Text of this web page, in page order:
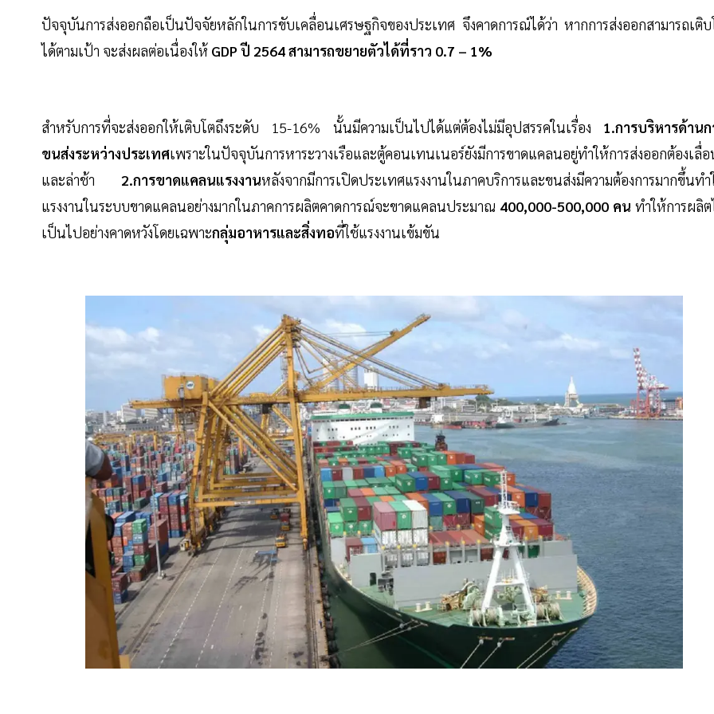
ปัจจุบันการส่งออกถือเป็นปัจจัยหลักในการขับเคลื่อนเศรษฐกิจของประเทศ จึงคาดการณ์ได้ว่า หากการส่งออกสามารถเติบ
ได้ตามเป้า จะส่งผลต่อเนื่องให้ GDP ปี 2564 สามารถขยายตัวได้ที่ราว 0.7 – 1%
สำหรับการที่จะส่งออกให้เติบโตถึงระดับ 15-16% นั้นมีความเป็นไปได้แต่ต้องไม่มีอุปสรรคในเรื่อง 1.การบริหารด้านก
ขนส่งระหว่างประเทศเพราะในปัจจุบันการหาระวางเรือและตู้คอนเทนเนอร์ยังมีการขาดแคลนอยู่ทำให้การส่งออกต้องเลื่
และล่าช้า 2.การขาดแคลนแรงงานหลังจากมีการเปิดประเทศแรงงานในภาคบริการและขนส่งมีความต้องการมากขึ้นท
แรงงานในระบบขาดแคลนอย่างมากในภาคการผลิตคาดการณ์จะขาดแคลนประมาณ 400,000-500,000 คน ทำให้การผลิ
เป็นไปอย่างคาดหวังโดยเฉพาะกลุ่มอาหารและสิ่งทอที่ใช้แรงงานเข้มขัน